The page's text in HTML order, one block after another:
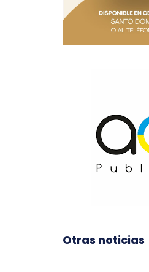
Otras noticias